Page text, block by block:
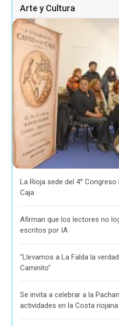
Arte y Cultura
La Rioja sede del 4°
Caja
Afirman que los lectores no
escritos por IA
"Llevamos a La Falda la
Caminito"
Se invita a celebrar a la
actividades en la Costa riojana